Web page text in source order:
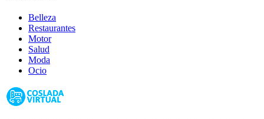
Belleza
Restaurantes
Motor
Salud
Moda
Ocio